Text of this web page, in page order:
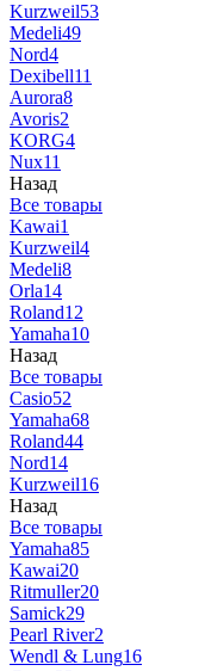
Kurzweil53
Medeli49
Nord4
Dexibell11
Aurora8
Avoris2
KORG4
Nux11
Назад
Все товары
Kawai1
Kurzweil4
Medeli8
Orla14
Roland12
Yamaha10
Назад
Все товары
Casio52
Yamaha68
Roland44
Nord14
Kurzweil16
Назад
Все товары
Yamaha85
Kawai20
Ritmuller20
Samick29
Pearl River2
Wendl & Lung16